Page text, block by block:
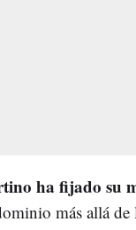
ha fijado su
más allá